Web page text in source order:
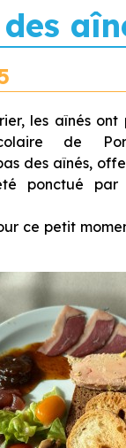
les aînés
de
des aînés,
ponctué par
ce petit